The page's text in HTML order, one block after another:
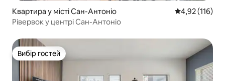
Квартира у місті Сан-Антоніо Середня
4,92 (116)
Рівервок у центрі Сан-Антоніо
Вибір гостей
Вибір гостей